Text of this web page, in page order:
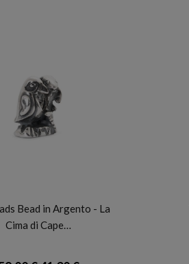
Bead in Argento - La
Cima di Cape…